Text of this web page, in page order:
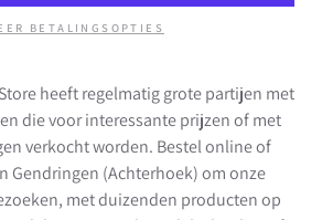
BETALINGSOPTIES
heeft regelmatig grote partijen met
die voor interessante prijzen of met
verkocht worden. Bestel online of
Gendringen (Achterhoek) om onze
met duizenden producten op